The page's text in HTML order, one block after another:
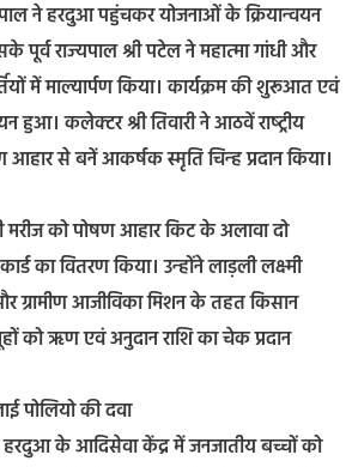
ने हरदुआ पहुंचकर योजनाओं के क्रियान्‍वयन
राज्‍यपाल श्री पटेल ने महात्‍मा गांधी और
में माल्‍यार्पण किया। कार्यक्रम की शुरूआत एवं
हुआ। कलेक्‍टर श्री तिवारी ने आठवें राष्‍ट्रीय
से बनें आकर्षक स्मृति चिन्‍ह प्रदान किया।
मरीज को पोषण आहार किट के अलावा दो
का वितरण किया। उन्‍होंने लाड़ली लक्ष्‍मी
ग्रामीण आजीविका मिशन के तहत किसान
को ऋण एवं अनुदान राशि का चेक प्रदान
पोलियो की दवा
हरदुआ के आदिसेवा केंद्र में जनजातीय बच्चों को